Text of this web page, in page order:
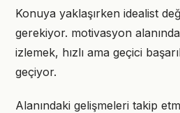
Konuya yaklaşırken idealist
gerekiyor. motivasyon
izlemek, hızlı ama geçici
geçiyor.
Alanındaki gelişmeleri takip